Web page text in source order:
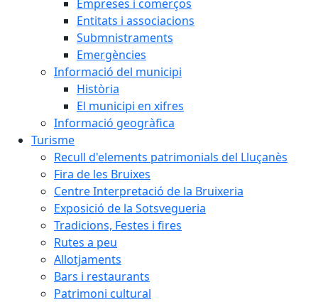
Empreses i comerços
Entitats i associacions
Submnistraments
Emergències
Informació del municipi
Història
El municipi en xifres
Informació geogràfica
Turisme
Recull d'elements patrimonials del Lluçanès
Fira de les Bruixes
Centre Interpretació de la Bruixeria
Exposició de la Sotsvegueria
Tradicions, Festes i fires
Rutes a peu
Allotjaments
Bars i restaurants
Patrimoni cultural